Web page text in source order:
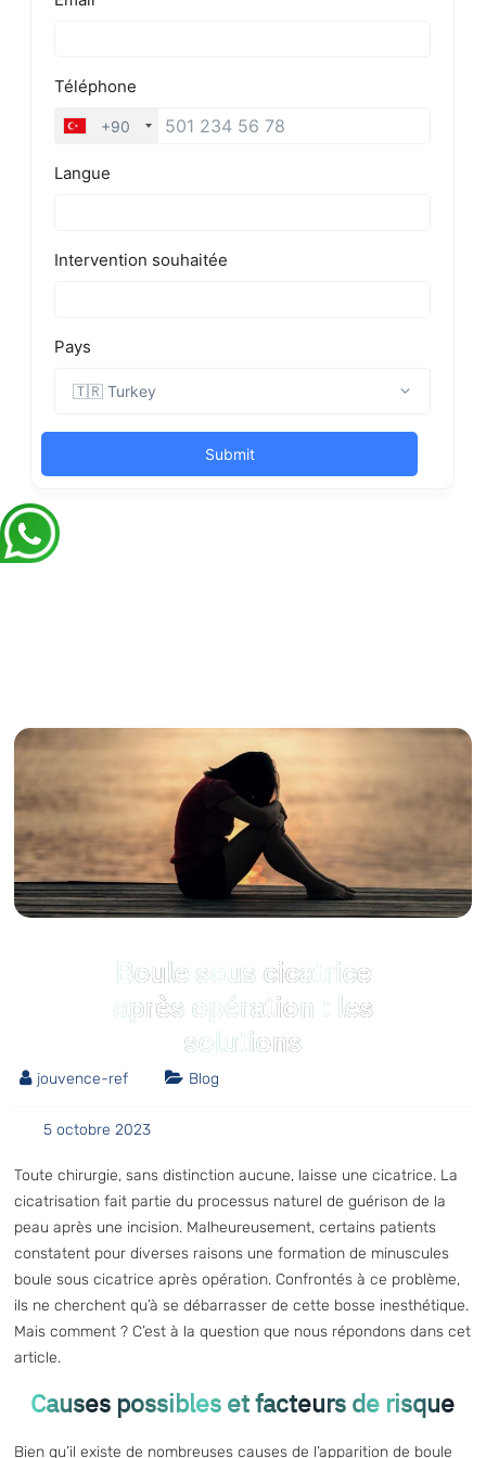
Boule sous cicatrice
après opération : les
solutions
jouvence-ref Blog
5 octobre 2023
Toute chirurgie, sans distinction aucune, laisse une cicatrice. La
cicatrisation fait partie du processus naturel de guérison de la
peau après une incision. Malheureusement, certains patients
constatent pour diverses raisons une formation de minuscules
boule sous cicatrice après opération. Confrontés à ce problème,
ils ne cherchent qu’à se débarrasser de cette bosse inesthétique.
Mais comment ? C’est à la question que nous répondons dans cet
article.
Causes possibles et facteurs de risque
Bien qu’il existe de nombreuses causes de l’apparition de boule